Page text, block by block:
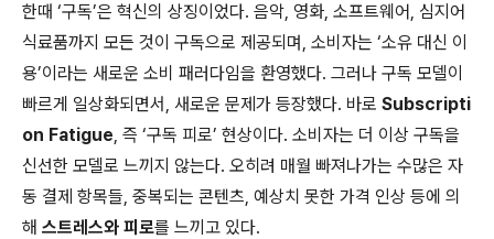
한때 ‘구독’은 혁신의 상징이었다. 음악, 영화, 소프트웨어, 심지어
식료품까지 모든 것이 구독으로 제공되며, 소비자는 ‘소유 대신 이
용’이라는 새로운 소비 패러다임을 환영했다. 그러나 구독 모델이
빠르게 일상화되면서, 새로운 문제가 등장했다. 바로 Subscripti
on Fatigue, 즉 ‘구독 피로’ 현상이다. 소비자는 더 이상 구독을
신선한 모델로 느끼지 않는다. 오히려 매월 빠져나가는 수많은 자
동 결제 항목들, 중복되는 콘텐츠, 예상치 못한 가격 인상 등에 의
해 스트레스와 피로를 느끼고 있다.